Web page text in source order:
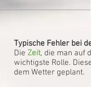
Typische Fehler bei
Die Zeit, die man auf
wichtigste Rolle.
dem Wetter geplant.